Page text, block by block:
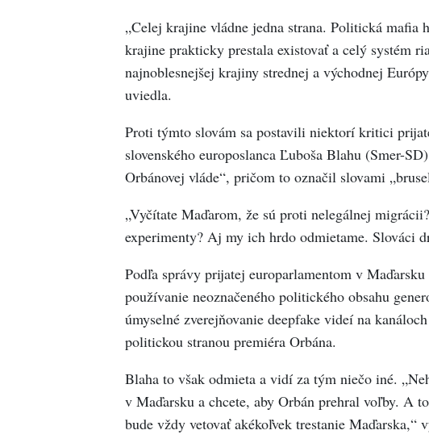
„Celej krajine vládne jedna strana. Politická mafia
krajine prakticky prestala existovať a celý systém
najnoblesnejšej krajiny strednej a východnej
uviedla.
Proti týmto slovám sa postavili niektorí kritici
slovenského europoslanca Ľuboša Blahu (Smer-
Orbánovej vláde“, pričom to označil slovami
„Vyčítate Maďarom, že sú proti nelegálnej
experimenty? Aj my ich hrdo odmietame. Slováci
Podľa správy prijatej europarlamentom v
používanie neoznačeného politického obsahu
úmyselné zverejňovanie deepfake videí na
politickou stranou premiéra Orbána.
Blaha to však odmieta a vidí za tým niečo iné.
v Maďarsku a chcete, aby Orbán prehral voľby. A
bude vždy vetovať akékoľvek trestanie Maďarska,“